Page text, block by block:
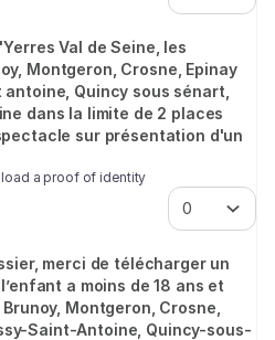
Val de Seine, les
Montgeron, Crosne, Epinay
Quincy sous sénart,
dans la limite de 2 places
sur présentation d'un
a proof of identity
merci de télécharger un
a moins de 18 ans et
Montgeron, Crosne,
Saint-Antoine, Quincy-sous-